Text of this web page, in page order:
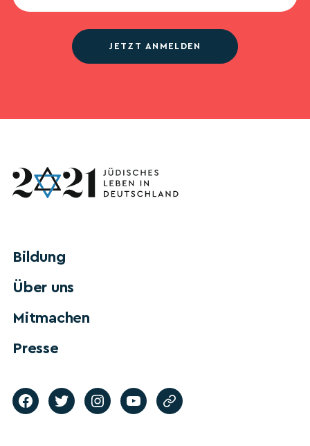
JETZT ANMELDEN
Bildung
Über uns
Mitmachen
Presse